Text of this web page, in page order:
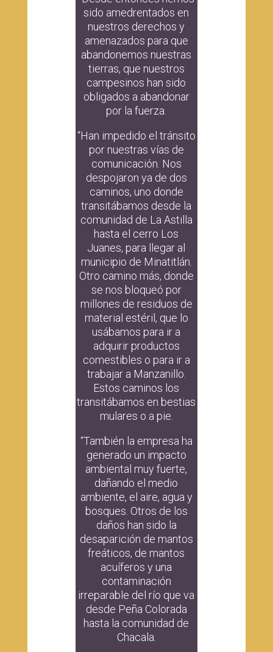
sido amedrentados en
nuestros derechos y
amenazados para que
abandonemos nuestras
tierras, que nuestros
campesinos han sido
obligados a abandonar
por la fuerza.
“Han impedido el tránsito
por nuestras vías de
comunicación. Nos
despojaron ya de dos
caminos, uno donde
transitábamos desde la
comunidad de La Astilla
hasta el cerro Los
Juanes, para llegar al
municipio de Minatitlán.
Otro camino más, donde
se nos bloqueó por
millones de residuos de
material estéril, que lo
usábamos para ir a
adquirir productos
comestibles o para ir a
trabajar a Manzanillo.
Estos caminos los
transitábamos en bestias
mulares o a pie.
“También la empresa ha
generado un impacto
ambiental muy fuerte,
dañando el medio
ambiente, el aire, agua y
bosques. Otros de los
daños han sido la
desaparición de mantos
freáticos, de mantos
acuíferos y una
contaminación
irreparable del río que va
desde Peña Colorada
hasta la comunidad de
Chacala.